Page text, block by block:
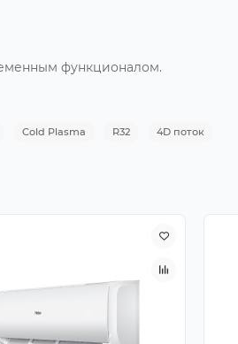
функционалом.
Cold Plasma R32 4D поток